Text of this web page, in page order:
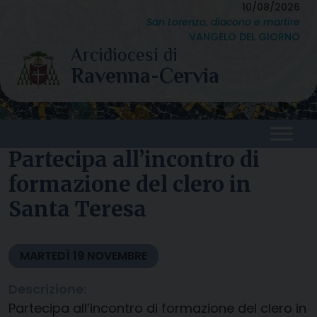
content
10/08/2026
San Lorenzo, diacono e martire
VANGELO DEL GIORNO
Partecipa all’incontro di
formazione del clero in
Santa Teresa
MARTEDÌ 19 NOVEMBRE
Partecipa all’incontro di formazione del clero in